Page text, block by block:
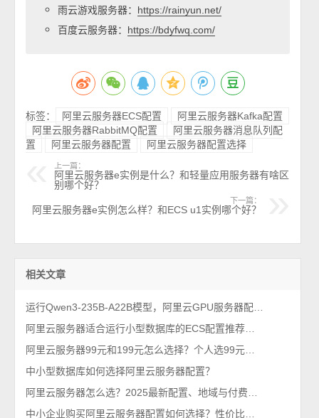
雨云游戏服务器： https://rainyun.net/
百度云服务器： https://bdyfwq.com/
标签： 阿里云服务器ECS配置
阿里云服务器Kafka配置
阿里云服务器RabbitMQ配置
阿里云服务器消息队列配
置
阿里云服务器配置 阿里云服务器配置选择
上一篇：
阿里云服务器e实例是什么？和轻量应用服务器有啥区
别哪个好？
下一篇：
阿里云服务器e实例怎么样？和ECS u1实例哪个好？
相关文章
中小型数据库如何选择阿里云服务器配置？